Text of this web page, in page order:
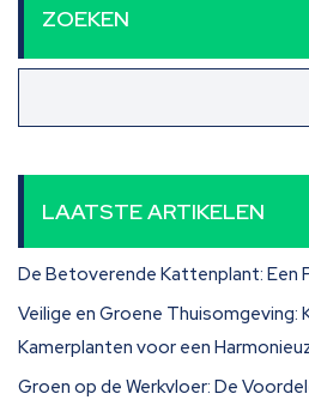
ZOEKEN
LAATSTE ARTIKELEN
De Betoverende Kattenplant: Een
Veilige en Groene Thuisomgeving:
Kamerplanten voor een
Groen op de Werkvloer: De